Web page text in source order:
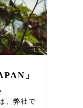
」
、弊社で